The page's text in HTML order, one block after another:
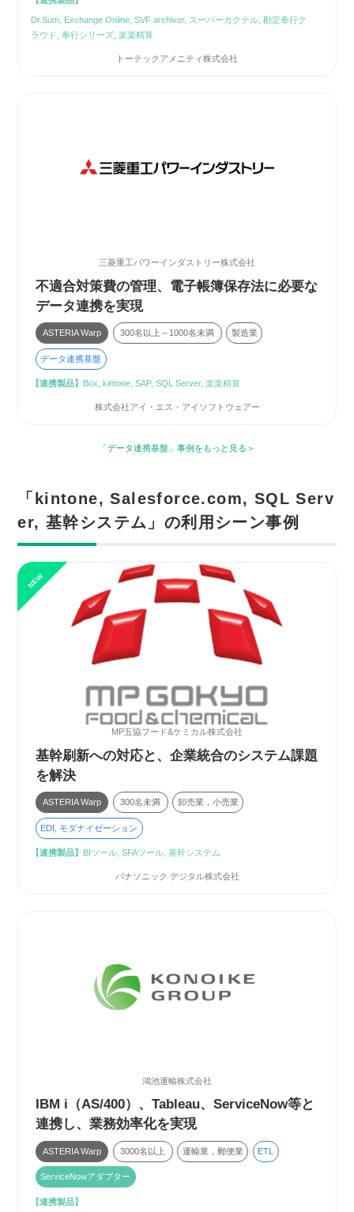
Dr.Sum, Exchange Online, SVF archiver, スーパーカクテル, 勘定奉行ク
ラウド, 奉行シリーズ, 楽楽精算
トーテックアメニティ株式会社
三菱重工パワーインダストリー株式会社
不適合対策費の管理、電子帳簿保存法に必要な
データ連携を実現
ASTERIA Warp 300名以上～1000名未満 製造業
データ連携基盤
【連携製品】 Box, kintone, SAP, SQL Server, 楽楽精算
株式会社アイ・エス・アイソフトウェアー
「データ連携基盤」事例をもっと見る
「kintone, Salesforce.com, SQL Serv
er, 基幹システム」の利用シーン事例
MP五協フード&ケミカル株式会社
基幹刷新への対応と、企業統合のシステム課題
を解決
ASTERIA Warp 300名未満 卸売業，小売業
EDI, モダナイゼーション
【連携製品】 BIツール, SFAツール, 基幹システム
パナソニック デジタル株式会社
鴻池運輸株式会社
IBM i（AS/400）、Tableau、ServiceNow等と
連携し、業務効率化を実現
ASTERIA Warp 3000名以上 運輸業，郵便業 ETL
ServiceNowアダプター
【連携製品】